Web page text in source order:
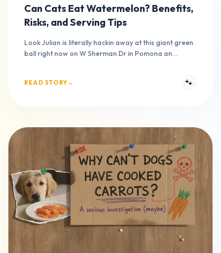
Can Cats Eat Watermelon? Benefits,
Risks, and Serving Tips
Look Julian is literally hackin away at this giant green
ball right now on W Sherman Dr in Pomona an...
READ STORY → 🐾